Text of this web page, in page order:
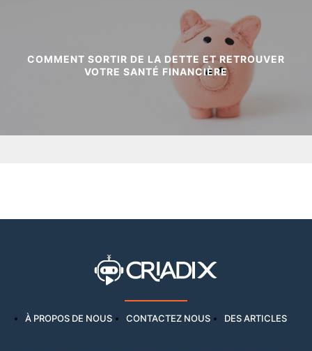
COMMENT SORTIR DE LA DETTE ET RETROUVER
VOTRE SANTÉ FINANCIÈRE
À PROPOS DE NOUS CONTACTEZ NOUS DES ARTICLES